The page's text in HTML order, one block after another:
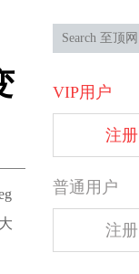
VIP用户
注册
普通用户
注册